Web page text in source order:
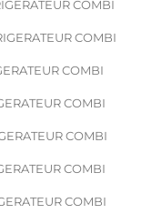
COMBI
COMBI
COMBI
COMBI
COMBI
COMBI
COMBI